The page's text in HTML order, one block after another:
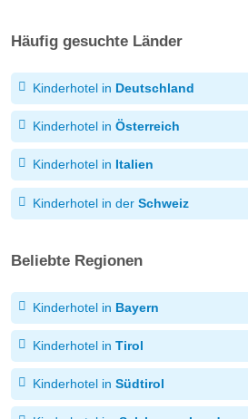
Häufig gesuchte Länder
Kinderhotel in Deutschland
Kinderhotel in Österreich
Kinderhotel in Italien
Kinderhotel in der Schweiz
Beliebte Regionen
Kinderhotel in Bayern
Kinderhotel in Tirol
Kinderhotel in Südtirol